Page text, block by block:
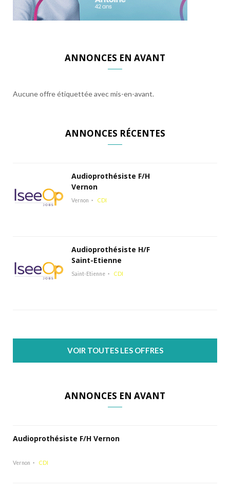
ANNONCES EN AVANT
Aucune offre étiquettée avec mis-en-avant.
ANNONCES RÉCENTES
Audioprothésiste F/H
Vernon
Vernon CDI
Audioprothésiste H/F
Saint-Etienne
Saint-Etienne CDI
VOIR TOUTES LES OFFRES
ANNONCES EN AVANT
Audioprothésiste F/H Vernon
Vernon CDI